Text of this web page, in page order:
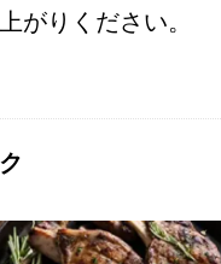
がりください。